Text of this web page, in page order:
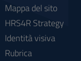
Mappa del sito
HRS4R Strategy
Identità visiva
Rubrica